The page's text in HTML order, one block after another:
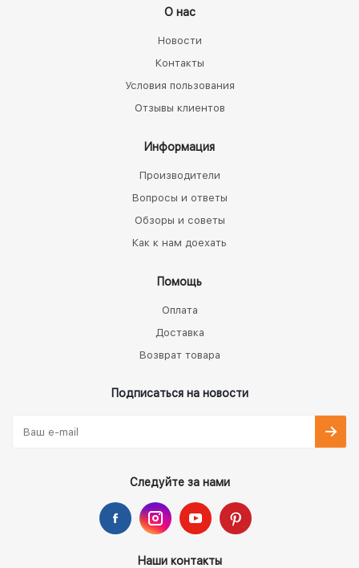
О нас
Новости
Контакты
Условия пользования
Отзывы клиентов
Информация
Производители
Вопросы и ответы
Обзоры и советы
Как к нам доехать
Помощь
Оплата
Доставка
Возврат товара
Подписаться на новости
Следуйте за нами
Наши контакты